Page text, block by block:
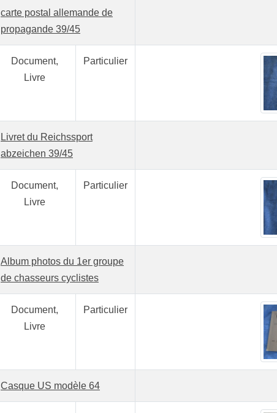
carte postal allemande de
propagande 39/45
Document,
Livre
Particulier
Livret du Reichssport
abzeichen 39/45
Document,
Livre
Particulier
Album photos du 1er groupe
de chasseurs cyclistes
Document,
Livre
Particulier
Casque US modèle 64